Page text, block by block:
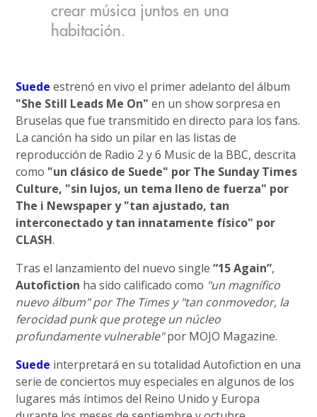
crear música juntos en una
habitación.
Suede estrenó en vivo el primer adelanto del álbum
"She Still Leads Me On" en un show sorpresa en
Bruselas que fue transmitido en directo para los fans.
La canción ha sido un pilar en las listas de
reproducción de Radio 2 y 6 Music de la BBC, descrita
como "un clásico de Suede" por The Sunday Times
Culture, "sin lujos, un tema lleno de fuerza" por
The i Newspaper y "tan ajustado, tan
interconectado y tan innatamente físico" por
CLASH.
Tras el lanzamiento del nuevo single“15 Again”,
Autofiction ha sido calificado como "un magnífico
nuevo álbum" por The Times y "tan conmovedor, la
ferocidad punk que protege un núcleo
profundamente vulnerable"por MOJO Magazine.
Suede interpretará en su totalidad Autofiction en una
serie de conciertos muy especiales en algunos de los
lugares más íntimos del Reino Unido y Europa